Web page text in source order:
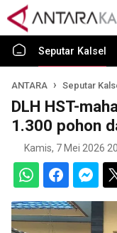
Seputar Kalsel
ANTARA Seputar
DLH HST-
1.300 pohon
Kamis, 7 Mei 2026